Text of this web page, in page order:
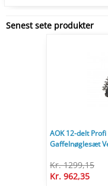
Senest sete produkter
AOK 12-delt
Gaffelnøglesæt
Kr. 1299,15
Kr. 962,35